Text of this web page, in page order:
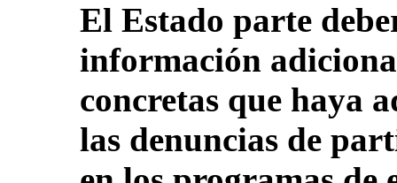
El Estado parte
información
concretas que haya
las denuncias de